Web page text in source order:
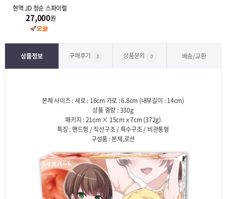
현역 JD 청순 스파이럴
27,000원
상품정보 구매후기 3 상품문의 0 배송/교환
본체 사이즈 : 세로 : 16cm 가로 : 6.8cm (내부길이 : 14cm)
상품 중량 : 330g
패키지 : 21cm × 15cm x 7cm (372g)
특징 : 핸드형 / 직선구조 / 특수구조 / 비관통형
구성품 : 본체,로션